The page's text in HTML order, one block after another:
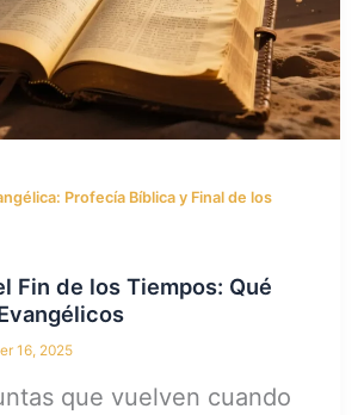
Profecía Bíblica y Final de los
Fin de los Tiempos: Qué
16, 2025
que vuelven cuando